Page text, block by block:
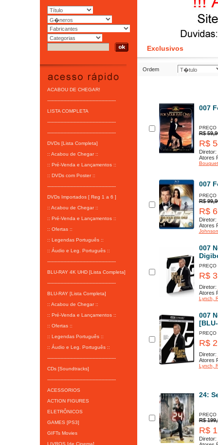
ACABOU DE CHEGAR!
-----------------------------------------------
LISTA COMPLETA
-----------------------------------------------
-----------------------------------------------
DVDs [Lista Completa]
:: Acabou de Chegar ::
:: Pré-Venda e Lançamentos ::
:: DVDs com Poster ::
-----------------------------------------------
DVDs Importados [ Reg 1 a 6 ]
:: Acabou de Chegar ::
:: Pré-Venda e Lançamentos ::
:: Ofertas ::
:: Legendas Português ::
:: Áudio e Leg. Português ::
-----------------------------------------------
BLU-RAY 4K UHD [Lista Completa]
-----------------------------------------------
BLU-RAY [Lista Completa]
:: Acabou de Chegar ::
:: Pré-Venda e Lançamentos ::
:: Ofertas ::
:: Legendas Português ::
:: Áudio e Leg. Português ::
-----------------------------------------------
CDs [Soundtracks]
-----------------------------------------------
ACESSORIOS
ACTION FIGURES
ELETRÔNICOS
GAMES [PS3]
GIFTs Movies
LIVROS [de Cinema]
Exclusivos
Ordem
007
PREÇO
R$
R$
Diretor:
Atores
Bouquet
007
PREÇO
R$
R$
Diretor:
Atores
Johnson
007
PREÇO
R$
Diretor:
Atores
Lynch ,
007
PREÇO
R$
Diretor:
Atores
Lynch ,
24:
PREÇO
R$
R$
Diretor: